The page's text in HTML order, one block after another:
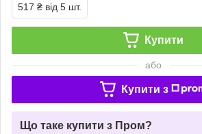
517 ₴ від 5 шт.
Купити
або
Купити з
Що таке купити з Пром?